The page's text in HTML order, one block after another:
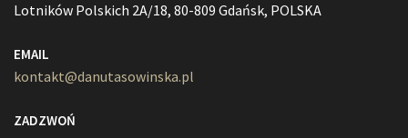
Lotników Polskich 2A/18, 80-809 Gdańsk, POLSKA
EMAIL
kontakt@danutasowinska.pl
ZADZWOŃ